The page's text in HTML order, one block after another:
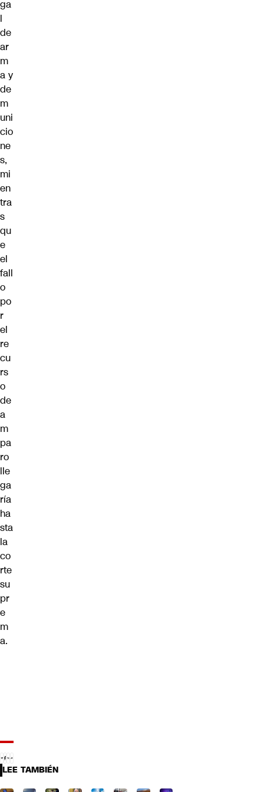
ga
l
de
ar
m
a y
de
m
uni
cio
ne
s,
mi
en
tra
s
qu
e
el
fall
o
po
r
el
re
cu
rs
o
de
a
m
pa
ro
lle
ga
ría
ha
sta
la
co
rte
su
pr
e
m
a.
LEE TAMBIÉN